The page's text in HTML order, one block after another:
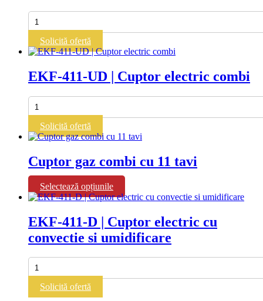
Cantitate
Cuptor
electric
combi
cu
tavi
Solicită ofertă
EKF-411-UD | Cuptor electric combi
Cantitate
EKF-
411-
UD
|
electric
combi
Solicită ofertă
Cuptor gaz combi cu 11 tavi
Selectează opțiunile
produs
mai
multe
variații.
pot
alese
EKF-411-D | Cuptor electric cu
convectie si umidificare
Cantitate
EKF-
411-Solicită ofertă